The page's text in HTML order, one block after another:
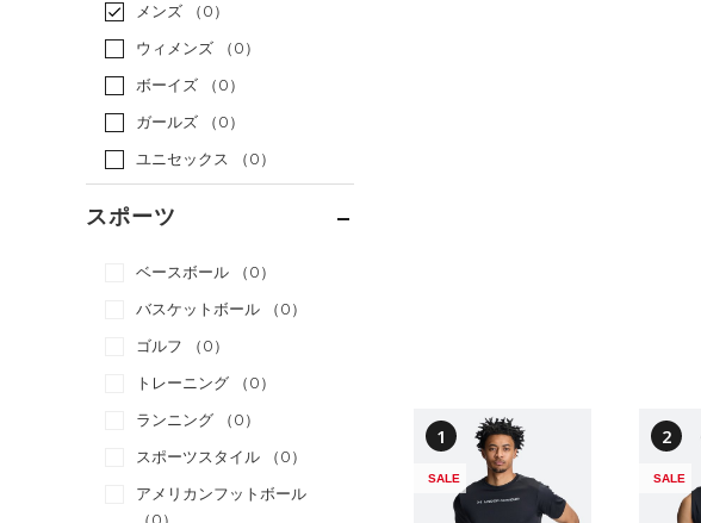
メンズ
（0）
ウィメンズ
（0）
ボーイズ
（0）
ガールズ
（0）
ユニセックス
（0）
スポーツ
ベースボール
（0）
バスケットボール
（0）
ゴルフ
（0）
トレーニング
（0）
ランニング
（0）
スポーツスタイル
（0）
アメリカンフットボール
1
SALE
2
SALE